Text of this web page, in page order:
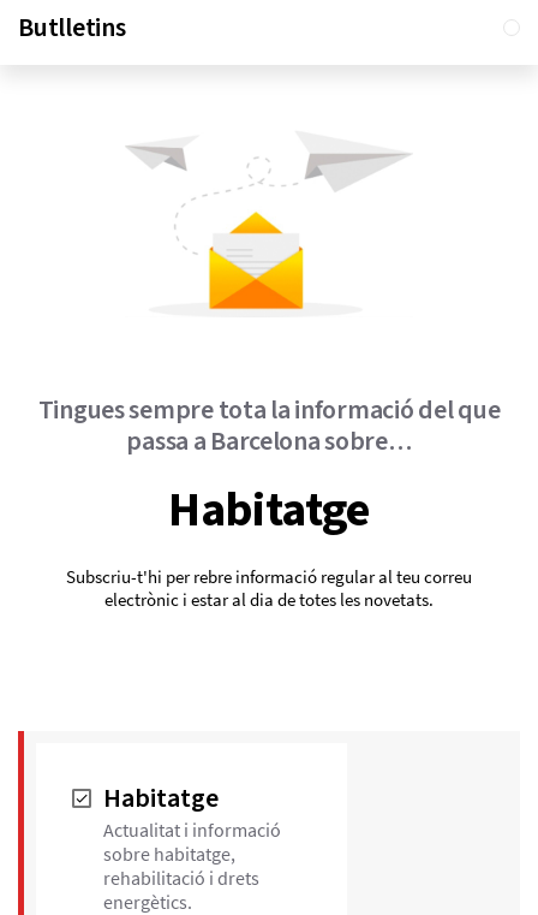
Butlletins
Tingues sempre tota la informació del que
passa a Barcelona sobre…
Habitatge
Subscriu-t'hi per rebre informació regular al teu correu
electrònic i estar al dia de totes les novetats.
Habitatge
Actualitat i informació
sobre habitatge,
rehabilitació i drets
energètics.